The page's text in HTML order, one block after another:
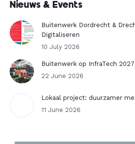
Nieuws & Events
Buitenwerk Dordrecht &
Digitaliseren
10 July 2026
Buitenwerk op InfraTech 2027
22 June 2026
Lokaal project: duurzamer
11 June 2026